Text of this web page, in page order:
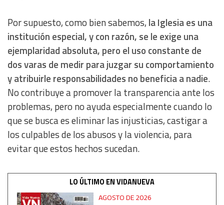
Por supuesto, como bien sabemos, la Iglesia es una
institución especial, y con razón, se le exige una
ejemplaridad absoluta, pero el uso constante de
dos varas de medir para juzgar su comportamiento
y atribuirle responsabilidades no beneficia a nadie.
No contribuye a promover la transparencia ante los
problemas, pero no ayuda especialmente cuando lo
que se busca es eliminar las injusticias, castigar a
los culpables de los abusos y la violencia, para
evitar que estos hechos sucedan.
LO ÚLTIMO EN VIDANUEVA
AGOSTO DE 2026
Develop and improve services
Use limited data to select content
IAB Special Features:
Use precise geolocation data
Identify devices based on information actively requested
Non-IAB processing purposes:
Essential